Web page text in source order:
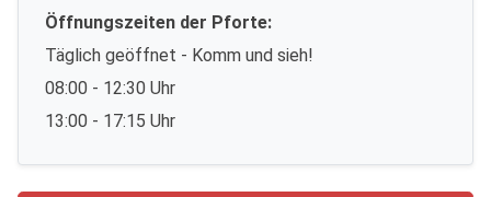
Öffnungszeiten der Pforte:
Täglich geöffnet - Komm und sieh!
08:00 - 12:30 Uhr
13:00 - 17:15 Uhr